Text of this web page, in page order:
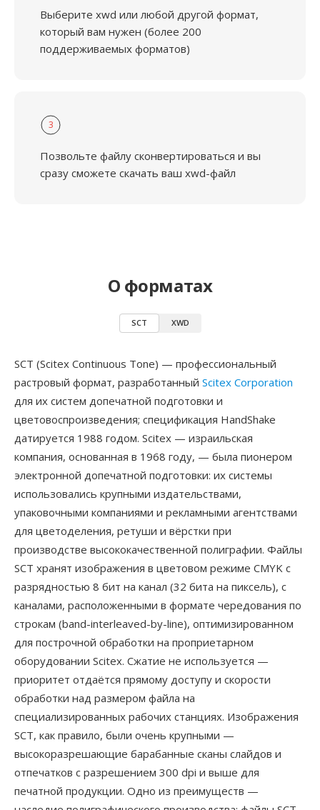
Выберите xwd или любой другой формат,
который вам нужен (более 200
поддерживаемых форматов)
3
Позвольте файлу сконвертироваться и вы
сразу сможете скачать ваш xwd-файл
О форматах
SCT XWD
SCT (Scitex Continuous Tone) — профессиональный
растровый формат, разработанный Scitex Corporation
для их систем допечатной подготовки и
цветовоспроизведения; спецификация HandShake
датируется 1988 годом. Scitex — израильская
компания, основанная в 1968 году, — была пионером
электронной допечатной подготовки: их системы
использовались крупными издательствами,
упаковочными компаниями и рекламными агентствами
для цветоделения, ретуши и вёрстки при
производстве высококачественной полиграфии. Файлы
SCT хранят изображения в цветовом режиме CMYK с
разрядностью 8 бит на канал (32 бита на пиксель), с
каналами, расположенными в формате чередования по
строкам (band-interleaved-by-line), оптимизированном
для построчной обработки на проприетарном
оборудовании Scitex. Сжатие не используется —
приоритет отдаётся прямому доступу и скорости
обработки над размером файла на
специализированных рабочих станциях. Изображения
SCT, как правило, были очень крупными —
высокоразрешающие барабанные сканы слайдов и
отпечатков с разрешением 300 dpi и выше для
печатной продукции. Одно из преимуществ —